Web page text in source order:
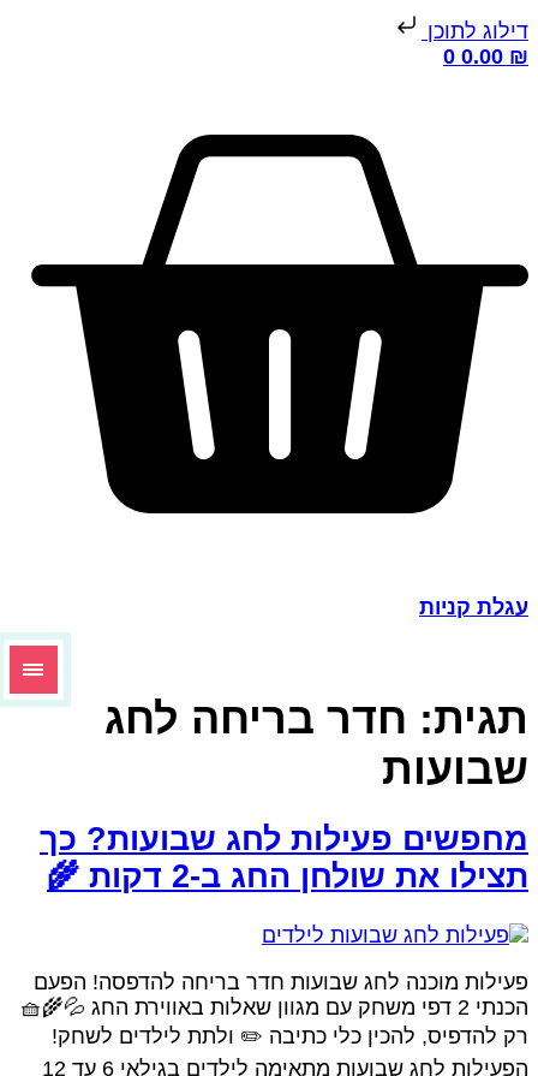
לתוכן
0.00
0
קניות
חדר בריחה לחג
פעילות לחג שבועות? כך
את שולחן החג ב-2 דקות 🌾
מוכנה לחג שבועות חדר בריחה להדפסה! הפעם
הכנתי 2 דפי משחק עם מגוון שאלות באווירת החג 💦🌾🧺
להדפיס, להכין כלי כתיבה ✏️ ולתת לילדים לשחק!
הפעילות לחג שבועות מתאימה לילדים בגילאי 6 עד 12